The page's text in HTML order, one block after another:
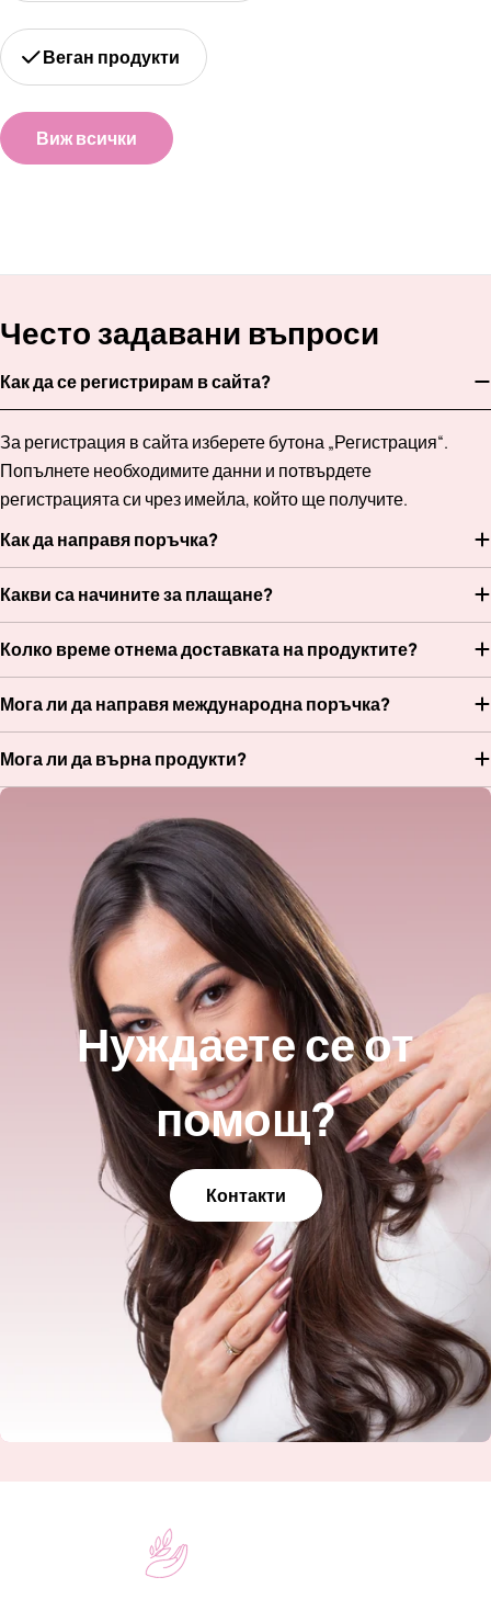
Веган продукти
Виж всички
Нуждаете се от
помощ?
Контакти
Често задавани въпроси
Как да се регистрирам в сайта?
За регистрация в сайта изберете бутона „Регистрация“.
Попълнете необходимите данни и потвърдете
регистрацията си чрез имейла, който ще получите.
Как да направя поръчка?
Какви са начините за плащане?
Колко време отнема доставката на продуктите?
Мога ли да направя международна поръчка?
Мога ли да върна продукти?